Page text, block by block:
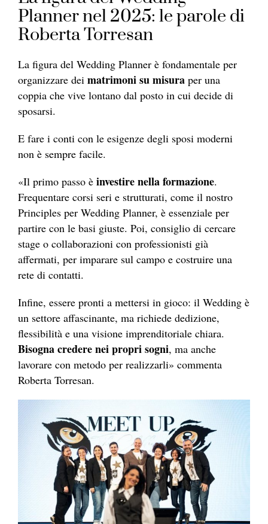
Planner nel 2025: le parole di
Roberta Torresan
La figura del Wedding Planner è fondamentale per
organizzare dei matrimoni su misura per una
coppia che vive lontano dal posto in cui decide di
sposarsi.
E fare i conti con le esigenze degli sposi moderni
non è sempre facile.
«Il primo passo è investire nella formazione.
Frequentare corsi seri e strutturati, come il nostro
Principles per Wedding Planner, è essenziale per
partire con le basi giuste. Poi, consiglio di cercare
stage o collaborazioni con professionisti già
affermati, per imparare sul campo e costruire una
rete di contatti.
Infine, essere pronti a mettersi in gioco: il Wedding è
un settore affascinante, ma richiede dedizione,
flessibilità e una visione imprenditoriale chiara.
Bisogna credere nei propri sogni, ma anche
lavorare con metodo per realizzarli» commenta
Roberta Torresan.